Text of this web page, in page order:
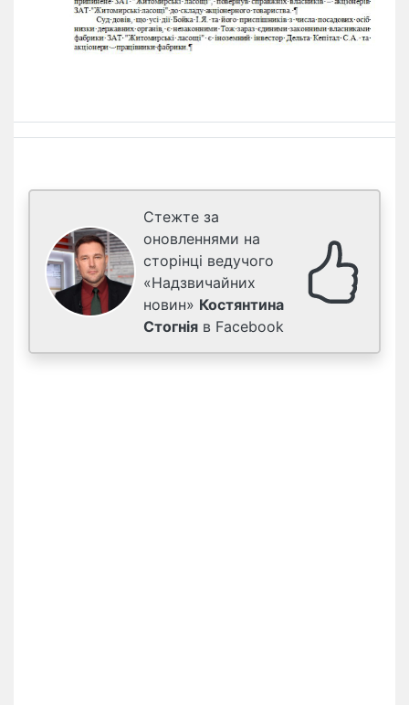
Стежте за
оновленнями на
сторінці ведучого
«Надзвичайних
новин» Костянтина
Стогнія в Facebook